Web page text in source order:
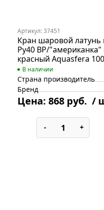
Артикул: 37451
Кран шаровой латунь
Ру40 ВР/
красный Aquasfera
В наличии
Страна производитель
Бренд
Цена: 868 руб. /
- +